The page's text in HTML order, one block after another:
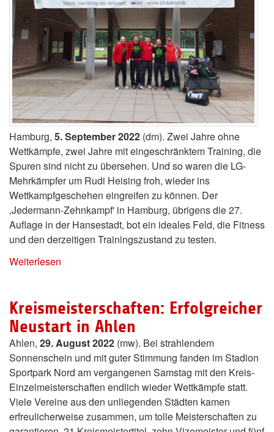
Hamburg, 5. September 2022 (dm). Zwei Jahre ohne
Wettkämpfe, zwei Jahre mit eingeschränktem Training, die
Spuren sind nicht zu übersehen. Und so waren die LG-
Mehrkämpfer um Rudi Heising froh, wieder ins
Wettkampfgeschehen eingreifen zu können. Der
‚Jedermann-Zehnkampf' in Hamburg, übrigens die 27.
Auflage in der Hansestadt, bot ein ideales Feld, die Fitness
und den derzeitigen Trainingszustand zu testen.
Weiterlesen
Kreismeisterschaften: Erfolgreicher
Neustart in Ahlen
Ahlen, 29. August 2022 (mw). Bei strahlendem
Sonnenschein und mit guter Stimmung fanden im Stadion
Sportpark Nord am vergangenen Samstag mit den Kreis-
Einzelmeisterschaften endlich wieder Wettkämpfe statt.
Viele Vereine aus den unliegenden Städten kamen
erfreulicherweise zusammen, um tolle Meisterschaften zu